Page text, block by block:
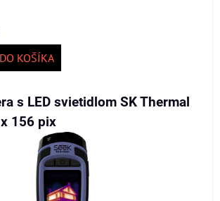
KOŠÍKA
s LED svietidlom SK Thermal
156 pix